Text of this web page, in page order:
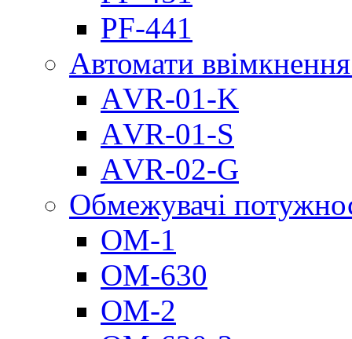
PF-441
Автомати
АVR-01-K
АVR-01-S
АVR-02-G
Обмежувачі
ОМ-1
ОМ-630
ОМ-2